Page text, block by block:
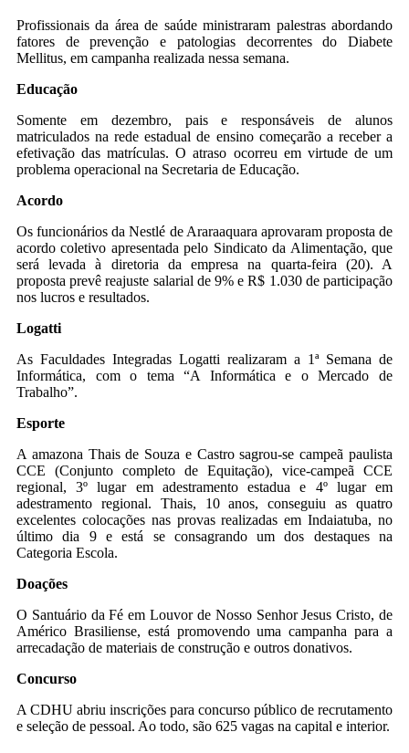
Profissionais da área de saúde ministraram palestras abordando
fatores de prevenção e patologias decorrentes do Diabete
Mellitus, em campanha realizada nessa semana.
Educação
Somente em dezembro, pais e responsáveis de alunos
matriculados na rede estadual de ensino começarão a receber a
efetivação das matrículas. O atraso ocorreu em virtude de um
problema operacional na Secretaria de Educação.
Acordo
Os funcionários da Nestlé de Araraaquara aprovaram proposta de
acordo coletivo apresentada pelo Sindicato da Alimentação, que
será levada à diretoria da empresa na quarta-feira (20). A
proposta prevê reajuste salarial de 9% e R$ 1.030 de participação
nos lucros e resultados.
Logatti
As Faculdades Integradas Logatti realizaram a 1ª Semana de
Informática, com o tema “A Informática e o Mercado de
Trabalho”.
Esporte
A amazona Thais de Souza e Castro sagrou-se campeã paulista
CCE (Conjunto completo de Equitação), vice-campeã CCE
regional, 3º lugar em adestramento estadua e 4º lugar em
adestramento regional. Thais, 10 anos, conseguiu as quatro
excelentes colocações nas provas realizadas em Indaiatuba, no
último dia 9 e está se consagrando um dos destaques na
Categoria Escola.
Doações
O Santuário da Fé em Louvor de Nosso Senhor Jesus Cristo, de
Américo Brasiliense, está promovendo uma campanha para a
arrecadação de materiais de construção e outros donativos.
Concurso
A CDHU abriu inscrições para concurso público de recrutamento
e seleção de pessoal. Ao todo, são 625 vagas na capital e interior.